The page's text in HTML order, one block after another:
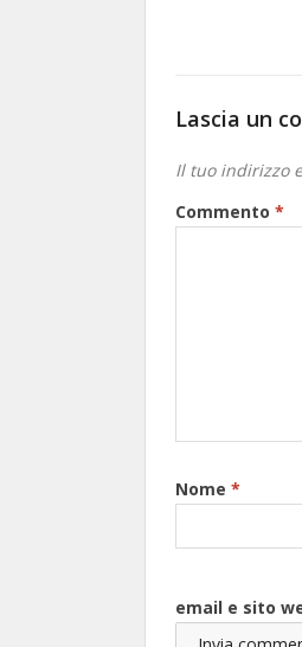
Lascia un
Il tuo indirizzo
Commento *
Nome *
email e sito